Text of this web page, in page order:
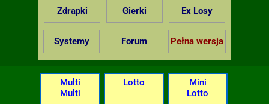
Zdrapki Gierki Ex Losy
Systemy Forum Pełna wersja
Multi
Multi
Lotto
Mini
Lotto